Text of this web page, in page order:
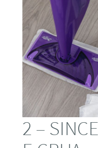
2 –